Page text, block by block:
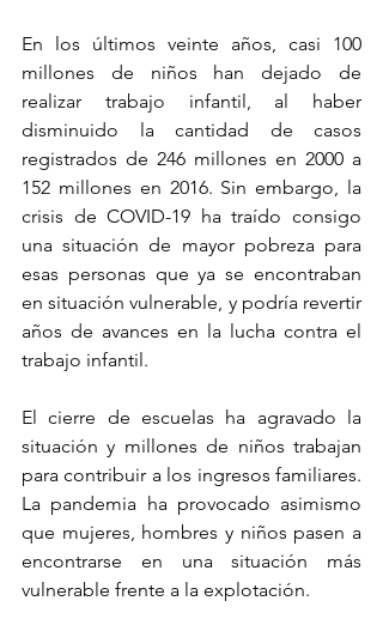
En los últimos veinte años, casi 100
millones de niños han dejado de
realizar trabajo infantil, al haber
disminuido la cantidad de casos
registrados de 246 millones en 2000 a
152 millones en 2016. Sin embargo, la
crisis de COVID-19 ha traído consigo
una situación de mayor pobreza para
esas personas que ya se encontraban
en situación vulnerable, y podría revertir
años de avances en la lucha contra el
trabajo infantil.
El cierre de escuelas ha agravado la
situación y millones de niños trabajan
para contribuir a los ingresos familiares.
La pandemia ha provocado asimismo
que mujeres, hombres y niños pasen a
encontrarse en una situación más
vulnerable frente a la explotación.